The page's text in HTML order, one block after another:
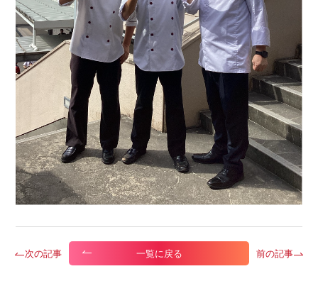
次の記事 一覧に戻る 前の記事